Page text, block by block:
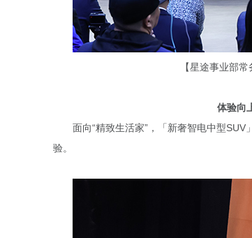
【星途事业部
体验向
面向“精致生活家”，「新奢智电中型
验。